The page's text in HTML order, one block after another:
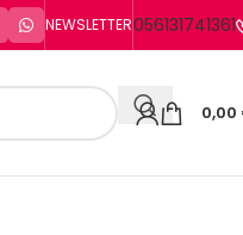
NEWSLETTER056131741361
0,00